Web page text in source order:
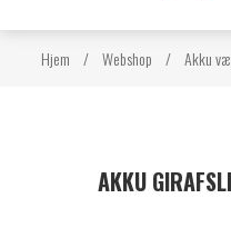
Hjem / Webshop / Akku
AKKU